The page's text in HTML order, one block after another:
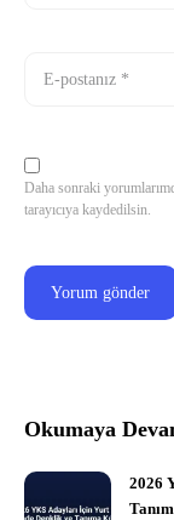
Daha sonraki
tarayıcıya kaydedilsin.
Okumaya
2026